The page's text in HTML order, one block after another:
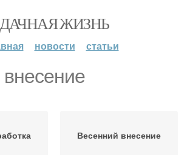
ДАЧНАЯ ЖИЗНЬ
новости статьи
Весенний внесение